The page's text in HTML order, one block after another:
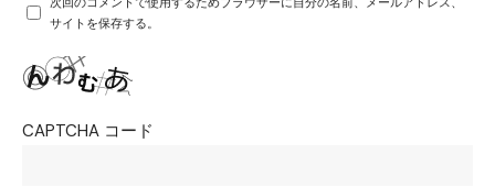
サイトを保存する。
CAPTCHA コード